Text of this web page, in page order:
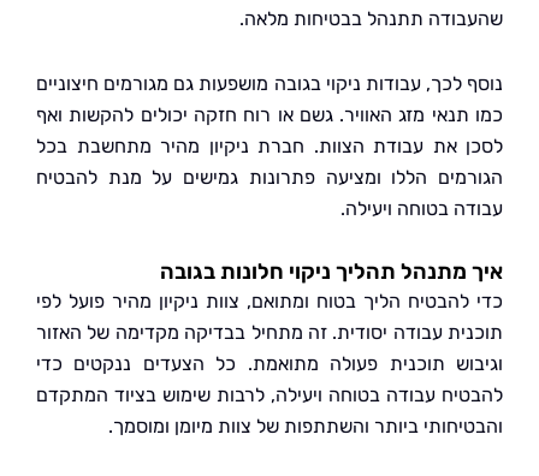
תתנהל בבטיחות מלאה.
לכך, עבודות ניקוי בגובה מושפעות גם מגורמים חיצוניים
מזג האוויר. גשם או רוח חזקה יכולים להקשות ואף
את עבודת הצוות. חברת ניקיון מהיר מתחשבת בכל
הללו ומציעה פתרונות גמישים על מנת להבטיח
בטוחה ויעילה.
תהליך ניקוי חלונות בגובה
הליך בטוח ומתואם, צוות ניקיון מהיר פועל לפי
עבודה יסודית. זה מתחיל בבדיקה מקדימה של האזור
תוכנית פעולה מתואמת. כל הצעדים ננקטים כדי
עבודה בטוחה ויעילה, לרבות שימוש בציוד המתקדם
ביותר והשתתפות של צוות מיומן ומוסמך.